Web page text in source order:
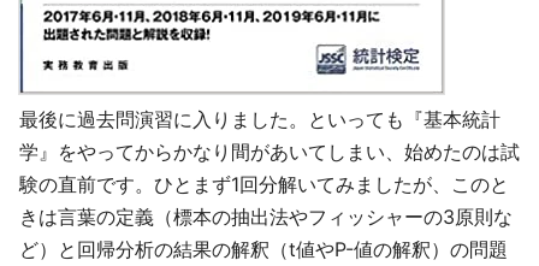
最後に過去問演習に入りました。といっても『基本統計
学』をやってからかなり間があいてしまい、始めたのは試
験の直前です。ひとまず1回分解いてみましたが、このと
きは言葉の定義（標本の抽出法やフィッシャーの3原則な
ど）と回帰分析の結果の解釈（t値やP-値の解釈）の問題